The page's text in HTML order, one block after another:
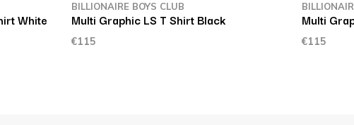
White
BILLIONAIRE BOYS CLUB
Multi Graphic LS T Shirt Black
€115
Multi
€115